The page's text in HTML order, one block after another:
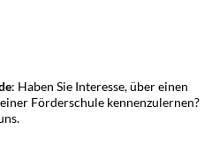
: Haben Sie Interesse, über einen
Förderschule kennenzulernen?